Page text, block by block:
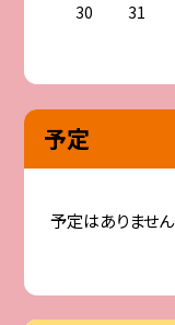
30
31
予定
予定はありません